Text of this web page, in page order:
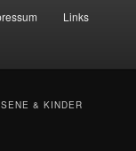
Links
& KINDER